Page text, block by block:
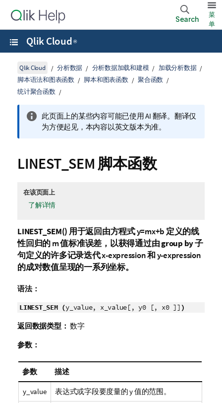
Search
菜
单
Qlik Cloud ®
Qlik Cloud 分析数据 分析数据加载和建模
加载分析数据
脚本语法和图表函数
脚本和图表函数
聚合函数
统计聚合函数
此页面上的某些内容可能已使用 AI 翻译。翻译仅
为方便起见，本内容以英文版本为准。
LINEST_SEM 脚本函数
在该页面上
了解详情
LINEST_SEM() 用于返回由方程式y=mx+b 定义的线
性回归的m值标准误差，以获得通过由group by子
句定义的许多记录迭代x-expression和y-expression
的成对数值呈现的一系列坐标。
语法：
LINEST_SEM (y_value, x_value[, y0 [, x0 ]] )
返回数据类型： 数字
参数：
参数 描述
y_value 表达式或字段要度量的y值的范围。